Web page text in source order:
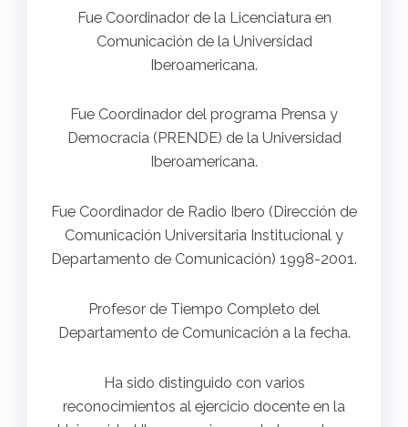
Fue Coordinador de la Licenciatura en
Comunicación de la Universidad
Iberoamericana.
Fue Coordinador del programa Prensa y
Democracia (PRENDE) de la Universidad
Iberoamericana.
Fue Coordinador de Radio Ibero (Dirección de
Comunicación Universitaria Institucional y
Departamento de Comunicación) 1998-2001.
Profesor de Tiempo Completo del
Departamento de Comunicación a la fecha.
Ha sido distinguido con varios
reconocimientos al ejercicio docente en la